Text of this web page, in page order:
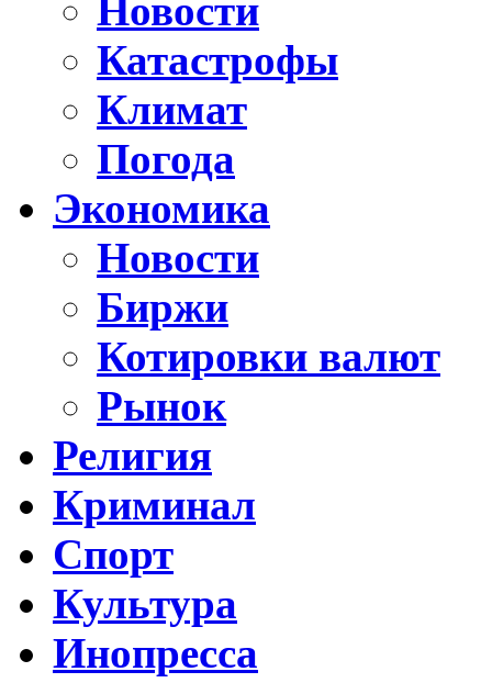
Новости
Катастрофы
Климат
Погода
Экономика
Новости
Биржи
Котировки валют
Рынок
Религия
Криминал
Спорт
Культура
Инопресса